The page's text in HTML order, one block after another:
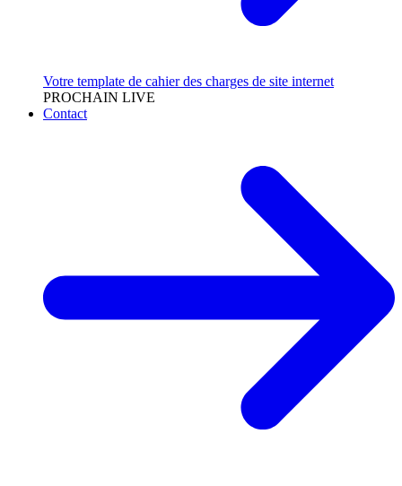
Votre template de cahier des charges de site internet
PROCHAIN LIVE
Contact